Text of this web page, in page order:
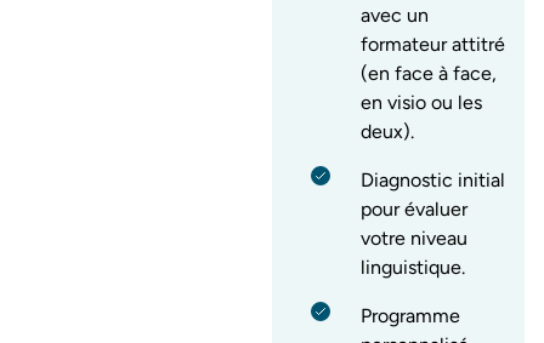
avec un
formateur attitré
(en face à face,
en visio ou les
deux).
Diagnostic initial
pour évaluer
votre niveau
linguistique.
Programme